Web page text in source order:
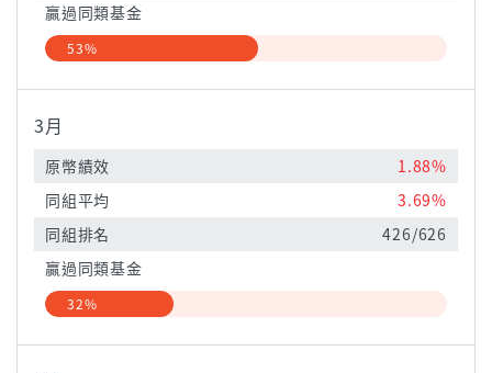
贏過同類基金
53%
3月
原幣績效
1.88%
同組平均
3.69%
同組排名
426/626
贏過同類基金
32%